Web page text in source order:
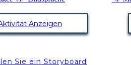
Anzeigen
Sie ein Storyboard